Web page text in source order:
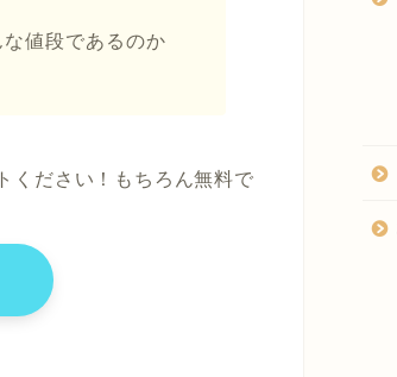
値段であるのか
ください！もちろん無料で